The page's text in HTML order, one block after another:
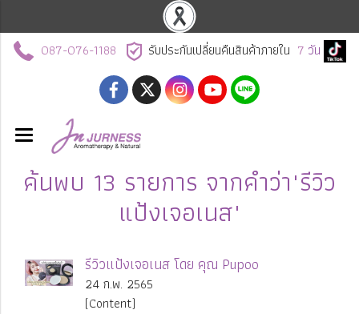
087-076-1188 รับประกันเปลี่ยนคืนสินค้าภายใน 7 วัน
ค้นพบ 13 รายการ จากคำว่า"รีวิว
แป้งเจอเนส"
รีวิวแป้งเจอเนส โดย คุณ Pupoo
24 ก.พ. 2565
(Content)